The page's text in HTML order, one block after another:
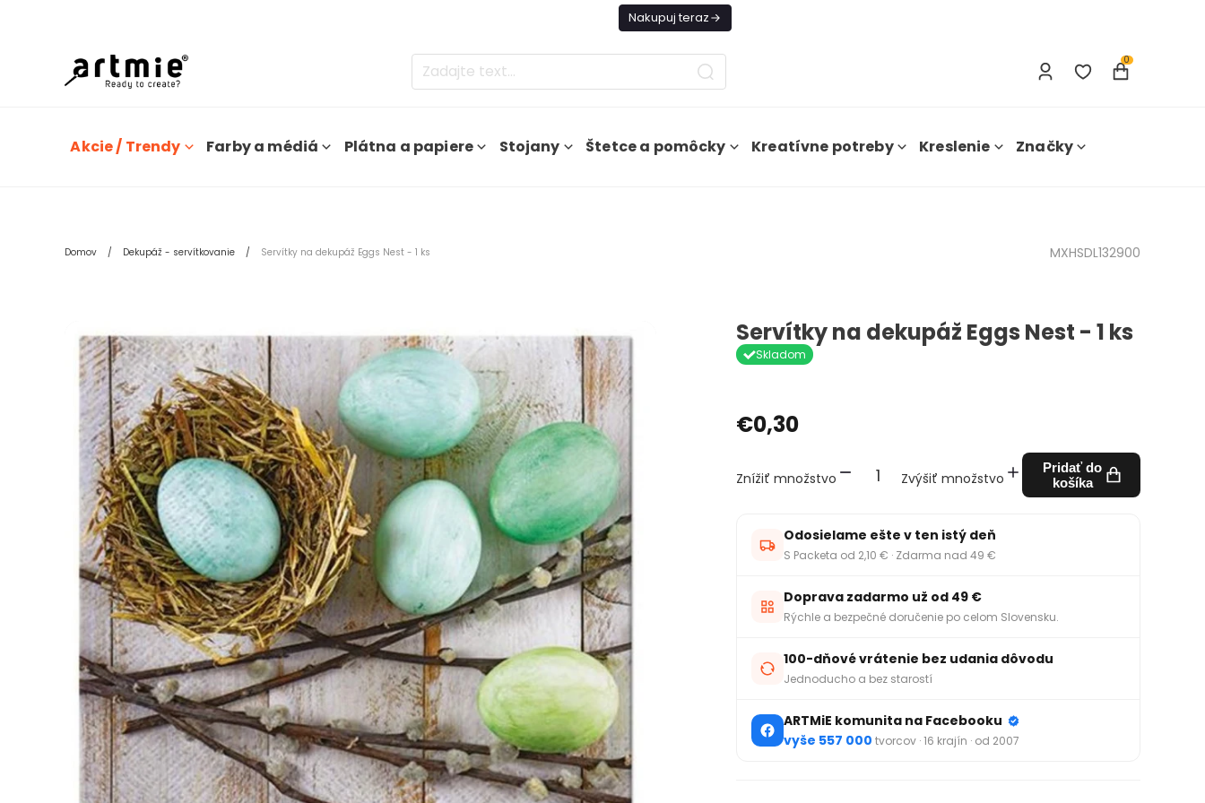
Nakupuj teraz
0
Akcie / Trendy Farby a médiá Plátna a papiere Stojany Štetce a pomôcky Kreatívne potreby Kreslenie Značky
Domov Dekupáž - servítkovanie Servítky na dekupáž Eggs Nest - 1 ks MXHSDL132900
Servítky na dekupáž Eggs Nest - 1 ks
Skladom
€0,30
Znížiť množstvo Zvýšiť množstvo
Pridať do
košíka
Odosielame ešte v ten istý deň
S Packeta od 2,10 € · Zdarma nad 49 €
Doprava zadarmo už od 49 €
Rýchle a bezpečné doručenie po celom Slovensku.
100-dňové vrátenie bez udania dôvodu
Jednoducho a bez starostí
ARTMiE komunita na Facebooku
vyše 557 000 tvorcov · 16 krajín · od 2007